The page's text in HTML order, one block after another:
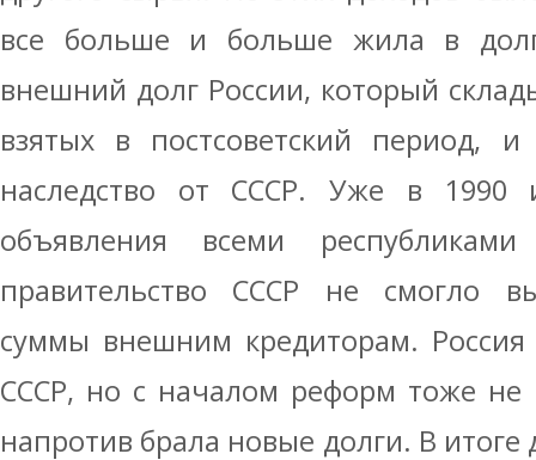
все больше и больше жила в
внешний долг России, который
взятых в постсоветский период, и
наследство от СССР. Уже в 1990
объявления всеми республиками
правительство СССР не смогло
суммы внешним кредиторам.
СССР, но с началом реформ тоже не
напротив брала новые долги. В